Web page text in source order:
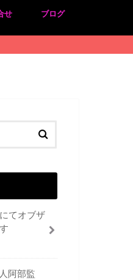
せ ブログ
てオブザ
阿部監